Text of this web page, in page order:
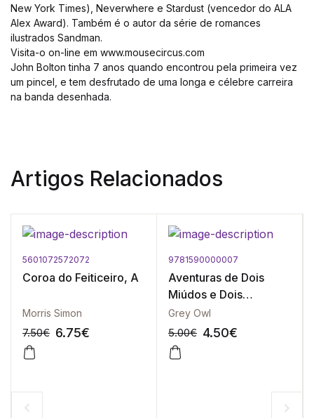
New York Times), Neverwhere e Stardust (vencedor do ALA
Alex Award). Também é o autor da série de romances
ilustrados Sandman.
Visita-o on-line em www.mousecircus.com
John Bolton tinha 7 anos quando encontrou pela primeira vez
um pincel, e tem desfrutado de uma longa e célebre carreira
na banda desenhada.
Artigos Relacionados
5601072572072
Coroa do Feiticeiro, A
Morris Simon
7.50€ 6.75€
9781590000007
Aventuras de Dois
Miúdos e Dois
Castores
Grey Owl
5.00€ 4.50€